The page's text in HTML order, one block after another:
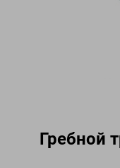
Гребной